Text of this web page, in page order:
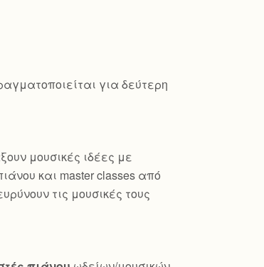
για δεύτερη
μουσικές ιδέες με
και master classes από
τις μουσικές τους